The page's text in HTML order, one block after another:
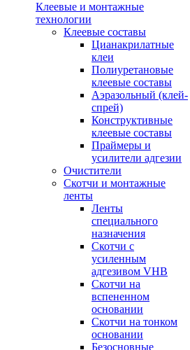
Клеевые и монтажные
технологии
Клеевые составы
Цианакрилатные
клеи
Полиуретановые
клеевые составы
Аэразольный (клей-
спрей)
Конструктивные
клеевые составы
Праймеры и
усилители адгезии
Очистители
Скотчи и монтажные
ленты
Ленты
специального
назначения
Скотчи с
усиленным
адгезивом VHB
Скотчи на
вспененном
основании
Скотчи на тонком
основании
Безосновные